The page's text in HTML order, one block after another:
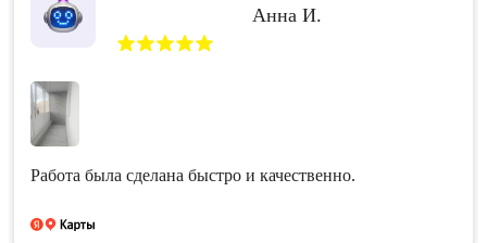
Анна И.
Работа была сделана быстро и качественно.